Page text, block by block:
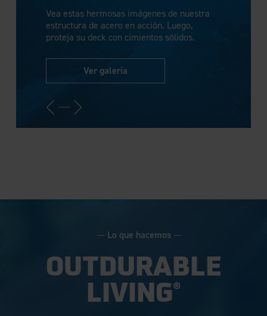
Vea estas hermosas imágenes de nuestra
estructura de acero en acción. Luego,
proteja su deck con cimientos sólidos.
Ver galería
Lo que hacemos
OUTDURABLE
LIVING®